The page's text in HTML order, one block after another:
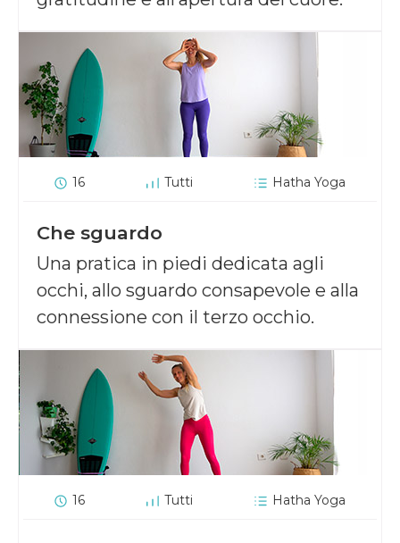
16 Tutti Hatha Yoga
Che sguardo
Una pratica in piedi dedicata agli
occhi, allo sguardo consapevole e alla
connessione con il terzo occhio.
16 Tutti Hatha Yoga